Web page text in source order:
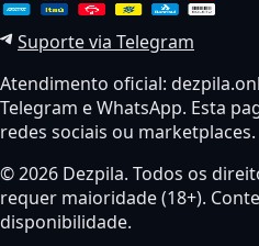
Suporte via Telegram
Atendimento oficial:
Telegram e WhatsApp. Esta
redes sociais ou marketplaces.
© 2026 Dezpila. Todos os
requer maioridade (18+).
disponibilidade.